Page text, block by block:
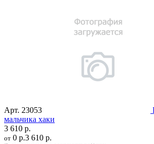
Арт. 23053
мальчика хаки
3 610 р.
от 0 р.3 610 р.